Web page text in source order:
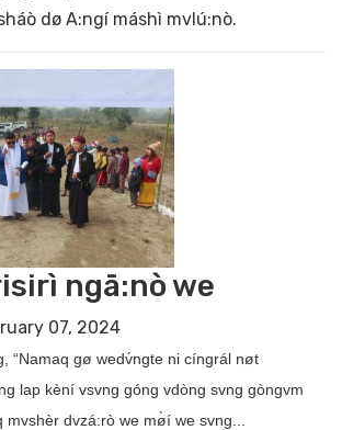
dø A:ngí máshì mvlú:nò.
ngā:nò we
07, 2024
“Namaq gø wedv́ngte ni cíngrál nøt
lap kèní vsvng góng vdòng svng gòngvm
dvzá:rò we mø̀í we svng...